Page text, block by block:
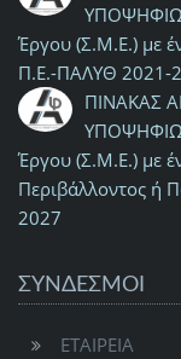
Έργου (Σ.Μ.Ε.) με
Π.Ε.-ΠΑΛΥΘ 2021-
ΠΙΝΑΚΑΣ
Έργου (Σ.Μ.Ε.) με
Περιβάλλοντος ή
2027
ΣΥΝΔΕΣΜΟΙ
ΕΤΑΙΡΕΙΑ